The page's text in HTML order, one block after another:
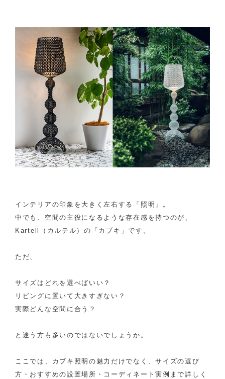
インテリアの印象を大きく左右する「照明」。
中でも、空間の主役になるような存在感を持つのが、
Kartell（カルテル）の「カブキ」です。
ただ、
サイズはどれを選べばいい？
リビングに置いて大きすぎない？
実際どんな空間に合う？
と迷う方も多いのではないでしょうか。
ここでは、カブキ照明の魅力だけでなく、サイズの選び
方・おすすめの設置場所・コーディネート実例まで詳しく